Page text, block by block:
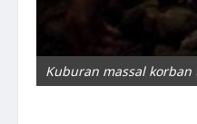
Kuburan massal korban